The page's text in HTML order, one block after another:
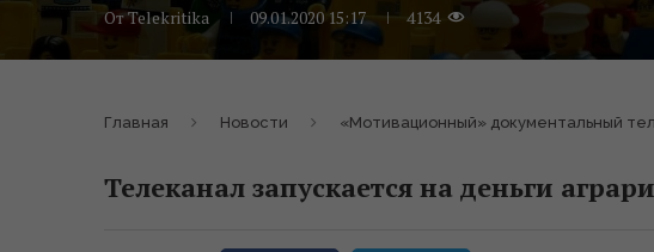
ОтTelekritika 09.01.2020 15:17 4134
Главная Новости «Мотивационный» документальный
Телеканал запускается на деньги